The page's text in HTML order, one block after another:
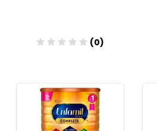
(0)
Añadir